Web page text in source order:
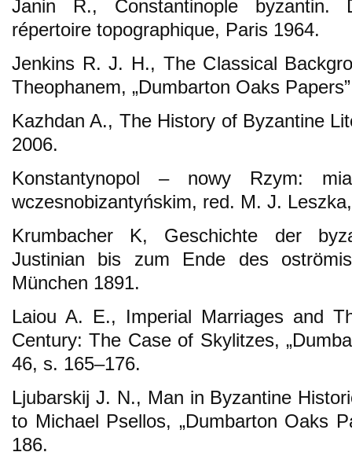
Janin R., Constantinople byzantin.
répertoire topographique, Paris 1964.
Jenkins R. J. H., The Classical
Theophanem, „Dumbarton Oaks
Kazhdan A., The History of Byzantine
2006.
Konstantynopol – nowy Rzym:
wczesnobizantyńskim, red. M. J.
Krumbacher K, Geschichte der
Justinian bis zum Ende des
München 1891.
Laiou A. E., Imperial Marriages and
Century: The Case of Skylitzes,
46, s. 165–176.
Ljubarskij J. N., Man in Byzantine
to Michael Psellos, „Dumbarton Oaks
186.